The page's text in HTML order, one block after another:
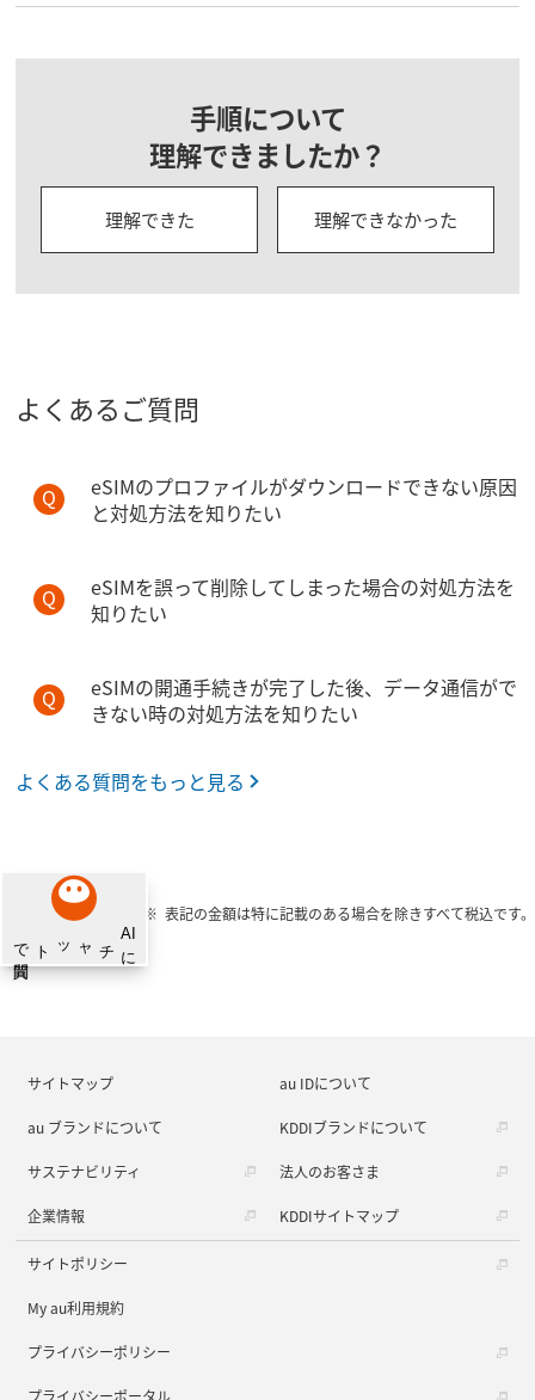
手順について
理解できましたか？
理解できた 理解できなかった
よくあるご質問
eSIMのプロファイルがダウンロードできない原因
と対処方法を知りたい
eSIMを誤って削除してしまった場合の対処方法を
知りたい
eSIMの開通手続きが完了した後、データ通信がで
きない時の対処方法を知りたい
よくある質問をもっと見る
表記の金額は特に記載のある場合を除きすべて税込です。
サイトマップ au IDについて
au ブランドについて KDDIブランドについて
サステナビリティ 法人のお客さま
企業情報 KDDIサイトマップ
サイトポリシー
My au利用規約
プライバシーポリシー